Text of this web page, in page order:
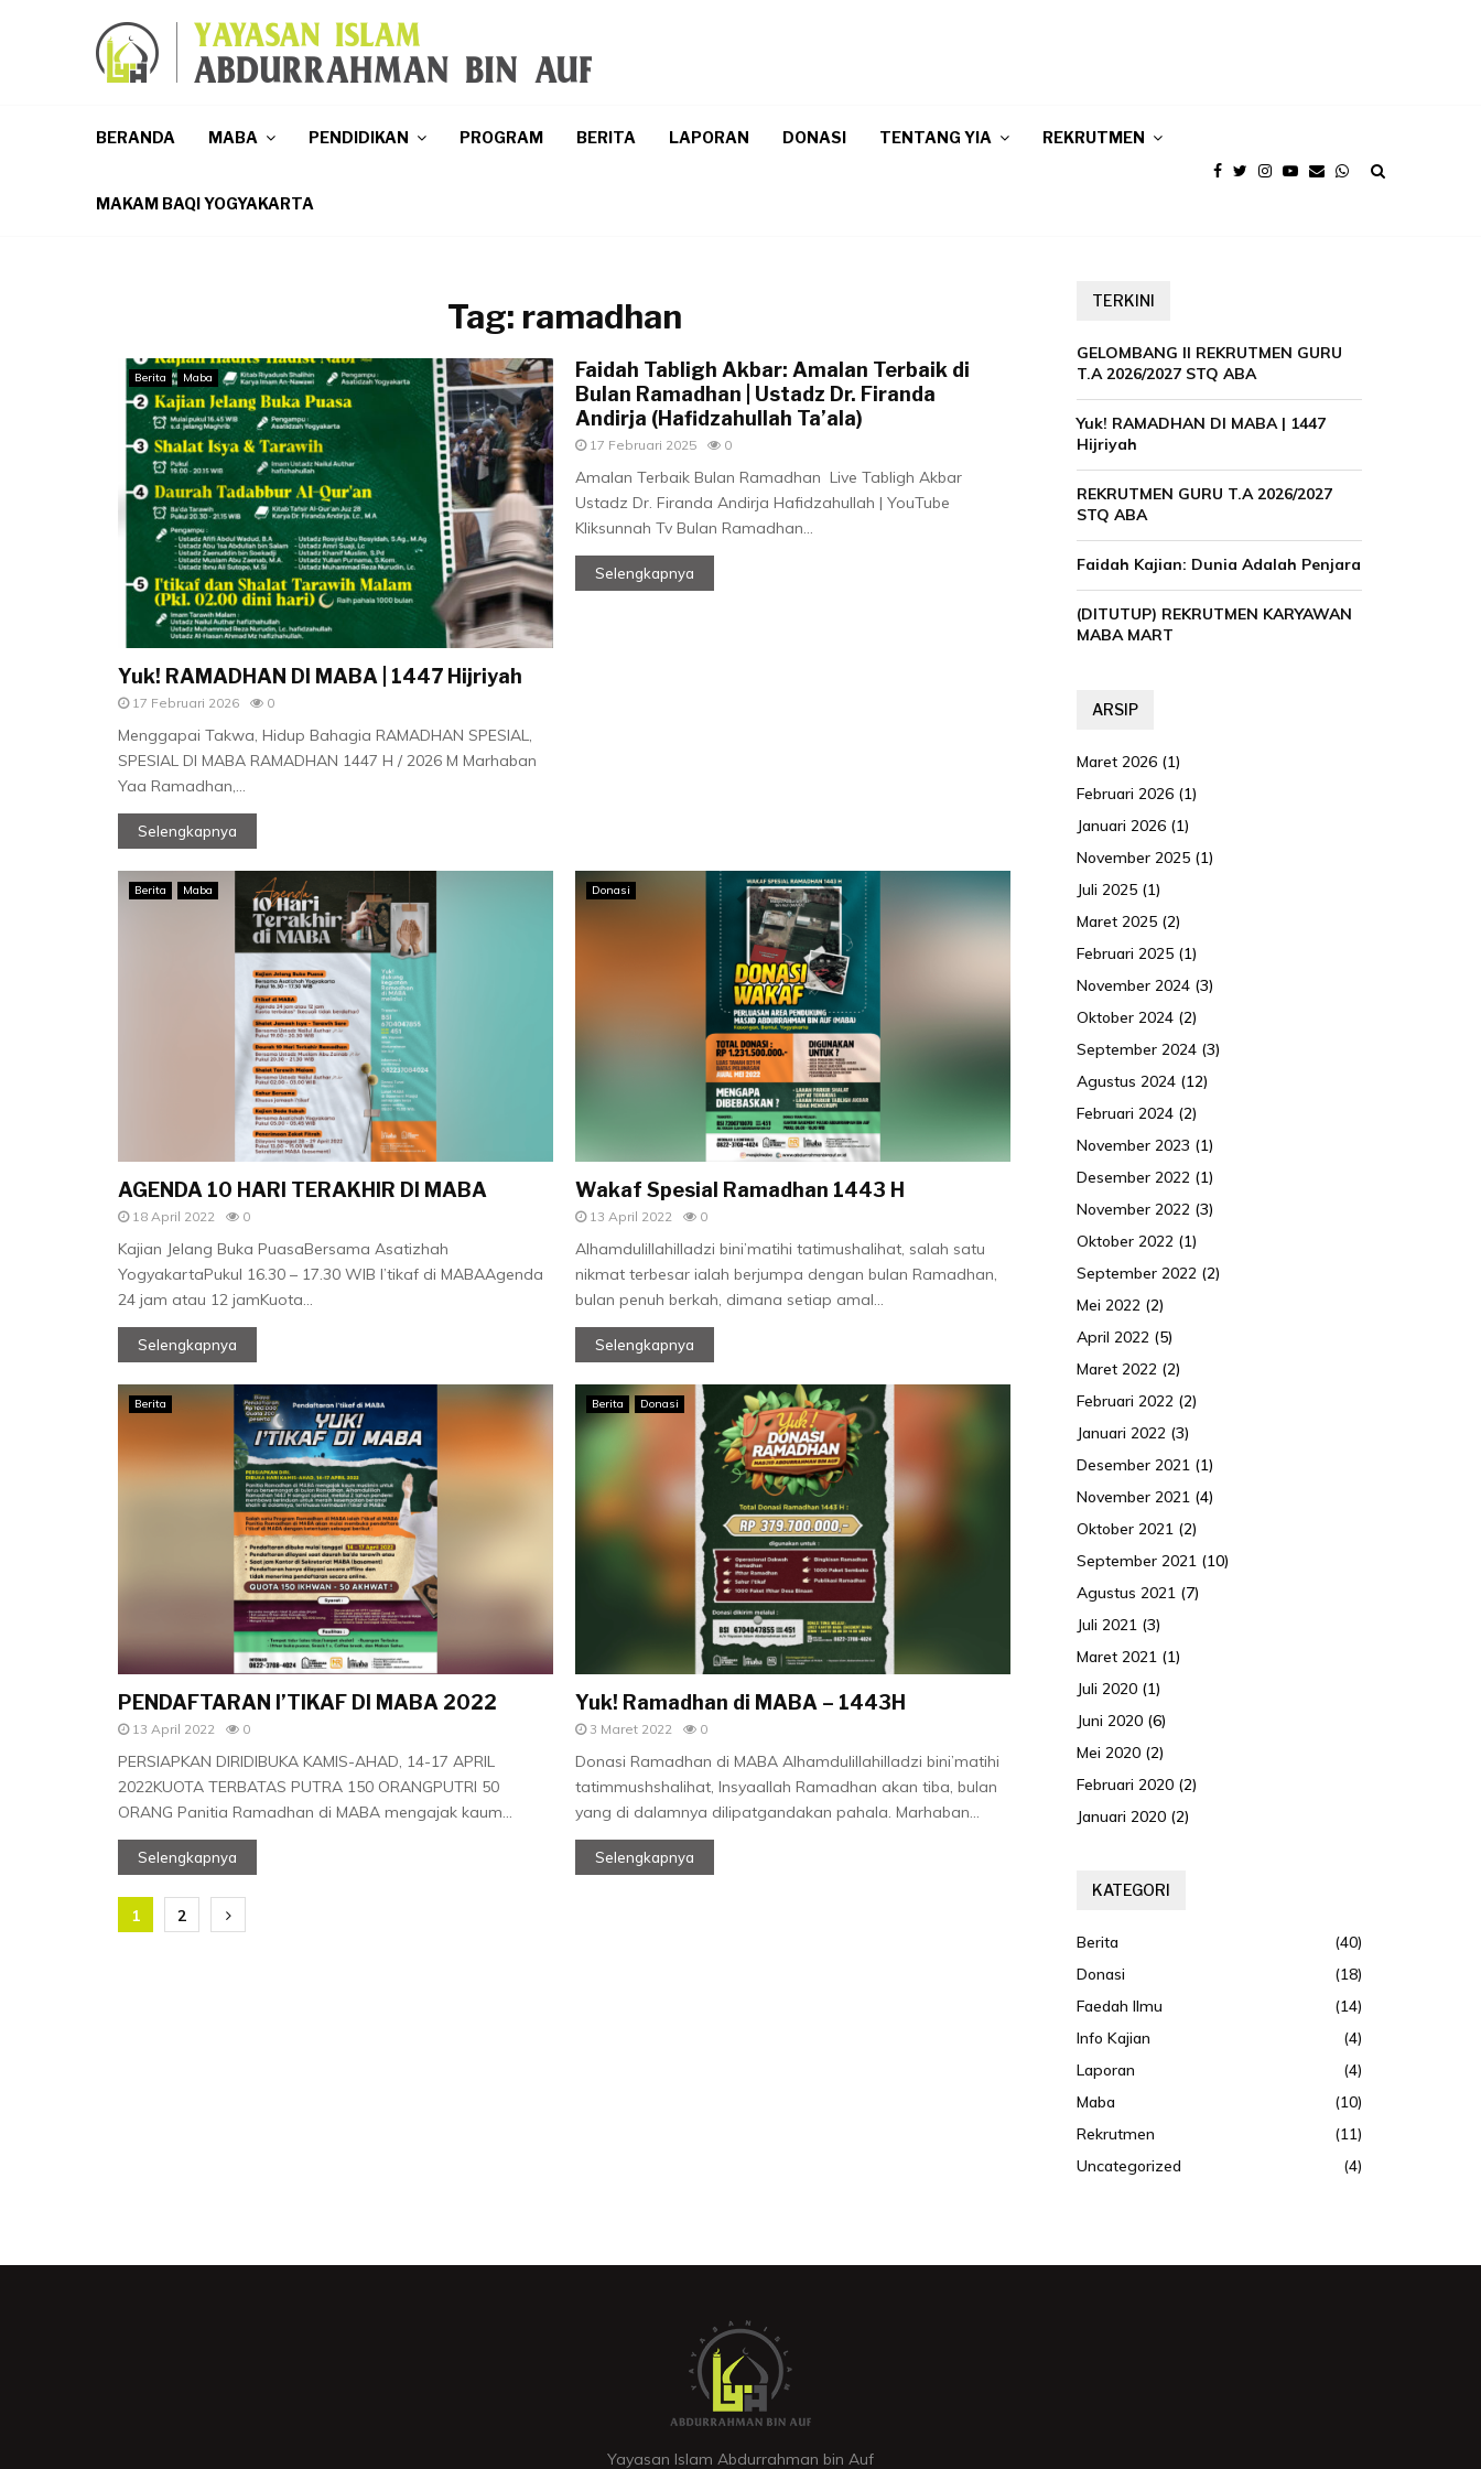
BERANDA MABA PENDIDIKAN PROGRAM BERITA LAPORAN DONASI TENTANG YIA REKRUTMEN
MAKAM BAQI YOGYAKARTA
Tag: ramadhan
Berita Maba
Yuk! RAMADHAN DI MABA | 1447 Hijriyah
17 Februari 2026 0
Menggapai Takwa, Hidup Bahagia RAMADHAN SPESIAL,
SPESIAL DI MABA RAMADHAN 1447 H / 2026 M Marhaban
Yaa Ramadhan,...
Selengkapnya
Faidah Tabligh Akbar: Amalan Terbaik di
Bulan Ramadhan | Ustadz Dr. Firanda
Andirja (Hafidzahullah Ta’ala)
17 Februari 2025 0
Amalan Terbaik Bulan Ramadhan Live Tabligh Akbar
Ustadz Dr. Firanda Andirja Hafidzahullah | YouTube
Kliksunnah Tv Bulan Ramadhan...
Selengkapnya
Berita Maba
AGENDA 10 HARI TERAKHIR DI MABA
18 April 2022 0
Kajian Jelang Buka PuasaBersama Asatizhah
YogyakartaPukul 16.30 – 17.30 WIB I’tikaf di MABAAgenda
24 jam atau 12 jamKuota...
Selengkapnya
Donasi
Wakaf Spesial Ramadhan 1443 H
13 April 2022 0
Alhamdulillahilladzi bini’matihi tatimushalihat, salah satu
nikmat terbesar ialah berjumpa dengan bulan Ramadhan,
bulan penuh berkah, dimana setiap amal...
Selengkapnya
Berita
PENDAFTARAN I’TIKAF DI MABA 2022
13 April 2022 0
PERSIAPKAN DIRIDIBUKA KAMIS-AHAD, 14-17 APRIL
2022KUOTA TERBATAS PUTRA 150 ORANGPUTRI 50
ORANG Panitia Ramadhan di MABA mengajak kaum...
Selengkapnya
Berita Donasi
Yuk! Ramadhan di MABA – 1443H
3 Maret 2022 0
Donasi Ramadhan di MABA Alhamdulillahilladzi bini’matihi
tatimmushshalihat, Insyaallah Ramadhan akan tiba, bulan
yang di dalamnya dilipatgandakan pahala. Marhaban...
Selengkapnya
Navigasi
1 2
TERKINI
GELOMBANG II REKRUTMEN GURU
T.A 2026/2027 STQ ABA
Yuk! RAMADHAN DI MABA | 1447
Hijriyah
REKRUTMEN GURU T.A 2026/2027
STQ ABA
Faidah Kajian: Dunia Adalah Penjara
(DITUTUP) REKRUTMEN KARYAWAN
MABA MART
ARSIP
Maret 2026 (1)
Februari 2026 (1)
Januari 2026 (1)
November 2025 (1)
Juli 2025 (1)
Maret 2025 (2)
Februari 2025 (1)
November 2024 (3)
Oktober 2024 (2)
September 2024 (3)
Agustus 2024 (12)
Februari 2024 (2)
November 2023 (1)
Desember 2022 (1)
November 2022 (3)
Oktober 2022 (1)
September 2022 (2)
Mei 2022 (2)
April 2022 (5)
Maret 2022 (2)
Februari 2022 (2)
Januari 2022 (3)
Desember 2021 (1)
November 2021 (4)
Oktober 2021 (2)
September 2021 (10)
Agustus 2021 (7)
Juli 2021 (3)
Maret 2021 (1)
Juli 2020 (1)
Juni 2020 (6)
Mei 2020 (2)
Februari 2020 (2)
Januari 2020 (2)
KATEGORI
Berita
(40)
Donasi
(18)
Faedah Ilmu
(14)
Info Kajian
(4)
Laporan
(4)
Maba
(10)
Rekrutmen
(11)
Uncategorized
(4)
Yayasan Islam Abdurrahman bin Auf